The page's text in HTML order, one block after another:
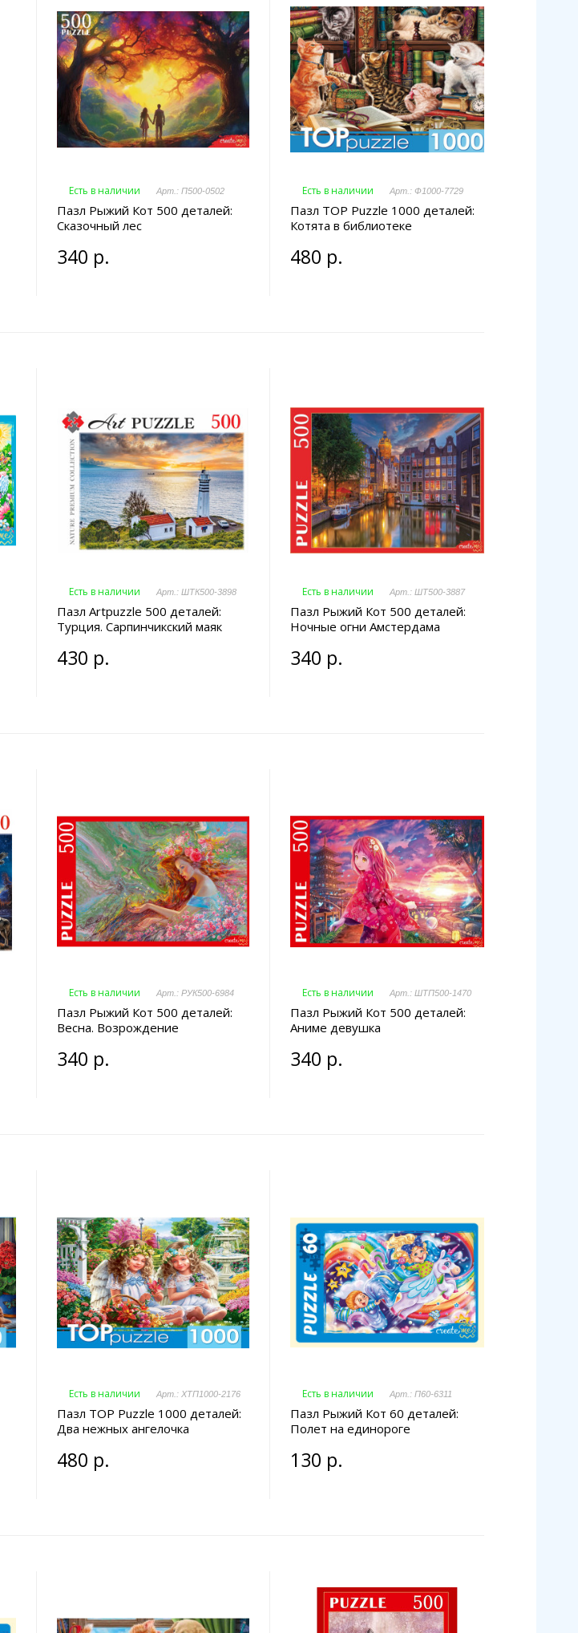
Есть в наличии Арт.: П500-0502
Пазл Рыжий Кот 500 деталей:
Сказочный лес
340 р.
Есть в наличии Арт.: Ф1000-7729
Пазл TOP Puzzle 1000 деталей:
Котята в библиотеке
480 р.
Есть в наличии Арт.: ШТК500-3898
Пазл Artpuzzle 500 деталей:
Турция. Сарпинчикский маяк
430 р.
Есть в наличии Арт.: ШТ500-3887
Пазл Рыжий Кот 500 деталей:
Ночные огни Амстердама
340 р.
Есть в наличии Арт.: РУК500-6984
Пазл Рыжий Кот 500 деталей:
Весна. Возрождение
340 р.
Есть в наличии Арт.: ШТП500-1470
Пазл Рыжий Кот 500 деталей:
Аниме девушка
340 р.
Есть в наличии Арт.: ХТП1000-2176
Пазл TOP Puzzle 1000 деталей:
Два нежных ангелочка
480 р.
Есть в наличии Арт.: П60-6311
Пазл Рыжий Кот 60 деталей:
Полет на единороге
130 р.